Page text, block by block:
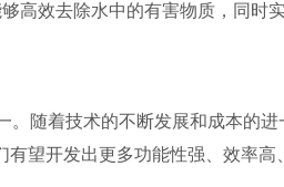
效去除水中的有害物质，同时实
着技术的不断发展和成本的
望开发出更多功能性强、效率高